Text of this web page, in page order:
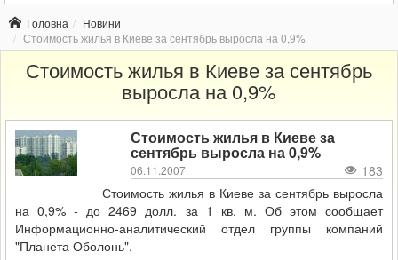
Головна
Новини
Стоимость жилья в Киеве за сентябрь выросла на 0,9%
Стоимость жилья в Киеве за сентябрь
выросла на 0,9%
Стоимость жилья в Киеве за
сентябрь выросла на 0,9%
06.11.2007
183
Стоимость жилья в Киеве за сентябрь выросла
на 0,9% - до 2469 долл. за 1 кв. м. Об этом сообщает
Информационно-аналитический отдел группы компаний
"Планета Оболонь".